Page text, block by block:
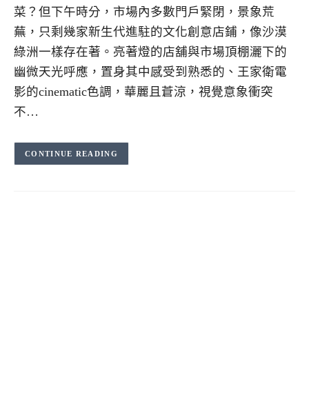
菜？但下午時分，市場內多數門戶緊閉，景象荒
蕪，只剩幾家新生代進駐的文化創意店鋪，像沙漠
綠洲一樣存在著。亮著燈的店舖與市場頂棚灑下的
幽微天光呼應，置身其中感受到熟悉的、王家衛電
影的cinematic色調，華麗且蒼涼，視覺意象衝突
不…
CONTINUE READING